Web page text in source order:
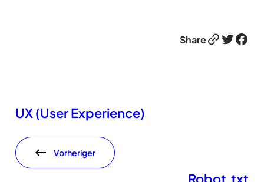
ShareLink Twitter Facebook
UX (User Experience)
Vorheriger